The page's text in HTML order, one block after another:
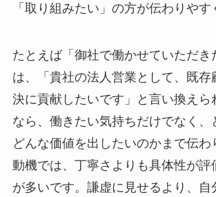
「取り組みたい」の方が伝わりやす
たとえば「御社で働かせていただき
は、「貴社の法人営業として、既存
決に貢献したいです」と言い換えら
なら、働きたい気持ちだけでなく、
どんな価値を出したいのかまで伝わ
動機では、丁寧さよりも具体性が評
が多いです。謙虚に見せるより、自